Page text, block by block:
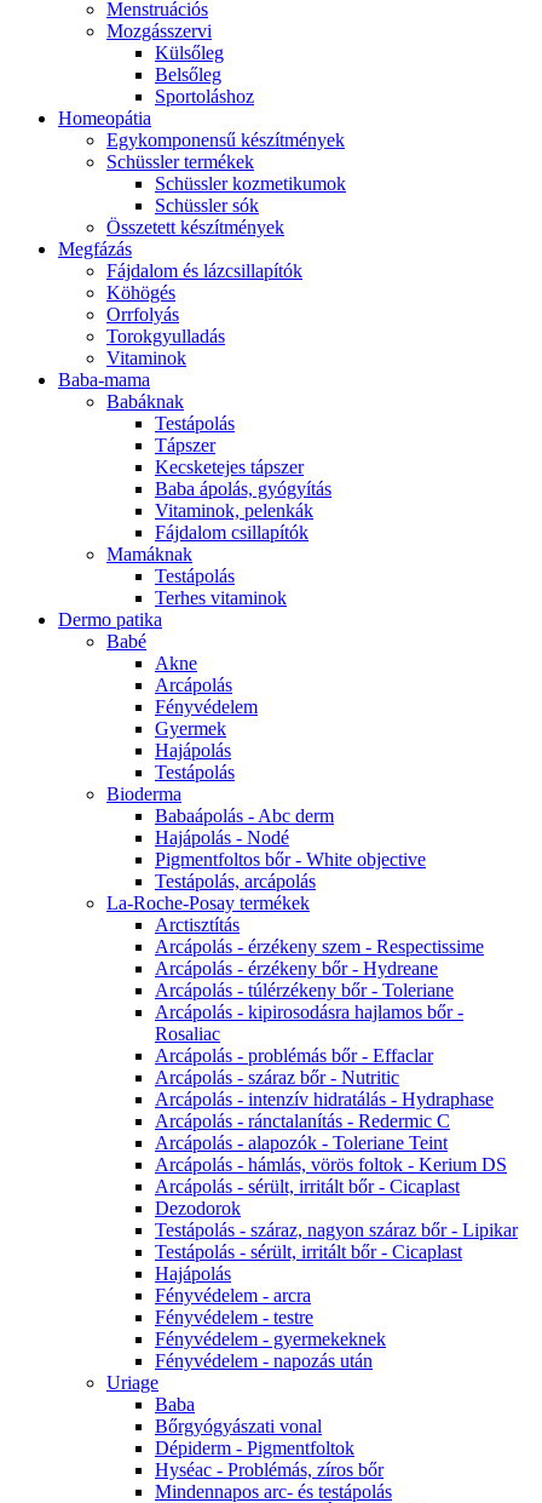
Menstruációs
Mozgásszervi
Külsőleg
Belsőleg
Sportoláshoz
Homeopátia
Egykomponensű készítmények
Schüssler termékek
Schüssler kozmetikumok
Schüssler sók
Összetett készítmények
Megfázás
Fájdalom és lázcsillapítók
Köhögés
Orrfolyás
Torokgyulladás
Vitaminok
Baba-mama
Babáknak
Testápolás
Tápszer
Kecsketejes tápszer
Baba ápolás, gyógyítás
Vitaminok, pelenkák
Fájdalom csillapítók
Mamáknak
Testápolás
Terhes vitaminok
Dermo patika
Babé
Akne
Arcápolás
Fényvédelem
Gyermek
Hajápolás
Testápolás
Bioderma
Babaápolás - Abc derm
Hajápolás - Nodé
Pigmentfoltos bőr - White objective
Testápolás, arcápolás
La-Roche-Posay termékek
Arctisztítás
Arcápolás - érzékeny szem - Respectissime
Arcápolás - érzékeny bőr - Hydreane
Arcápolás - túlérzékeny bőr - Toleriane
Arcápolás - kipirosodásra hajlamos bőr -
Rosaliac
Arcápolás - problémás bőr - Effaclar
Arcápolás - száraz bőr - Nutritic
Arcápolás - intenzív hidratálás - Hydraphase
Arcápolás - ránctalanítás - Redermic C
Arcápolás - alapozók - Toleriane Teint
Arcápolás - hámlás, vörös foltok - Kerium DS
Arcápolás - sérült, irritált bőr - Cicaplast
Dezodorok
Testápolás - száraz, nagyon száraz bőr - Lipikar
Testápolás - sérült, irritált bőr - Cicaplast
Hajápolás
Fényvédelem - arcra
Fényvédelem - testre
Fényvédelem - gyermekeknek
Fényvédelem - napozás után
Uriage
Baba
Bőrgyógyászati vonal
Dépiderm - Pigmentfoltok
Hyséac - Problémás, zíros bőr
Mindennapos arc- és testápolás